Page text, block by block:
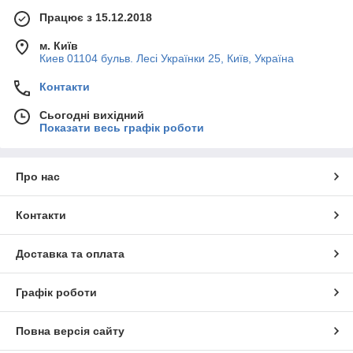
Працює з 15.12.2018
м. Київ
Киев 01104 бульв. Лесі Українки 25, Київ, Україна
Контакти
Сьогодні вихідний
Показати весь графік роботи
Про нас
Контакти
Доставка та оплата
Графік роботи
Повна версія сайту